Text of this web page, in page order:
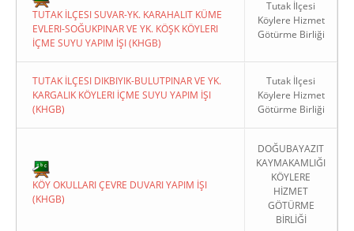
TUTAK İLÇESI SUVAR-YK. KARAHALIT KÜME
EVLERI-SOĞUKPINAR VE YK. KÖŞK KÖYLERI
İÇME SUYU YAPIM İŞI (KHGB)
Tutak İlçesi
Köylere Hizmet
Götürme Birliği
TUTAK İLÇESI DIKBIYIK-BULUTPINAR VE YK.
KARGALIK KÖYLERI İÇME SUYU YAPIM İŞI
(KHGB)
Tutak İlçesi
Köylere Hizmet
Götürme Birliği
KÖY OKULLARI ÇEVRE DUVARI YAPIM İŞI
(KHGB)
DOĞUBAYAZIT
KAYMAKAMLIĞI
KÖYLERE
HİZMET
GÖTÜRME
BİRLİĞİ